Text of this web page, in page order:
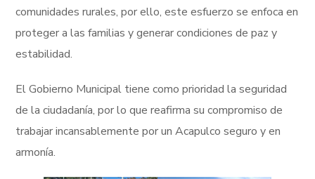
comunidades rurales, por ello, este esfuerzo se enfoca en
proteger a las familias y generar condiciones de paz y
estabilidad.
El Gobierno Municipal tiene como prioridad la seguridad
de la ciudadanía, por lo que reafirma su compromiso de
trabajar incansablemente por un Acapulco seguro y en
armonía.